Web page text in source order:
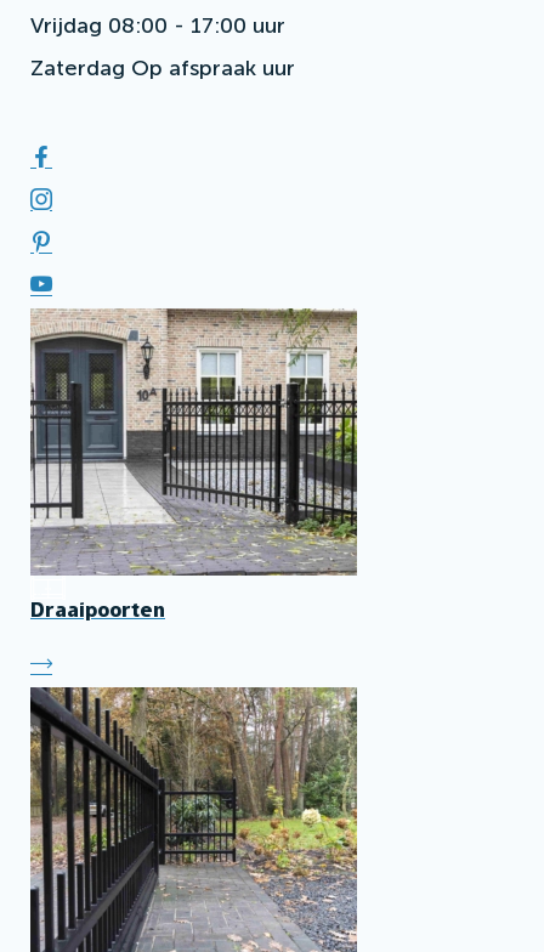
Vrijdag 08:00 - 17:00 uur
Zaterdag Op afspraak uur
Draaipoorten